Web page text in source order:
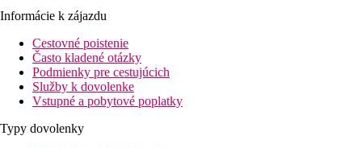
Informácie k zájazdu
Cestovné poistenie
Často kladené otázky
Podmienky pre cestujúcich
Služby k dovolenke
Vstupné a pobytové poplatky
Typy dovolenky